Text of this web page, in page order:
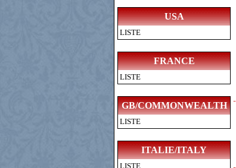
USA
LISTE
FRANCE
LISTE
GB/COMMONWEALTH
LISTE
ITALIE/ITALY
LISTE